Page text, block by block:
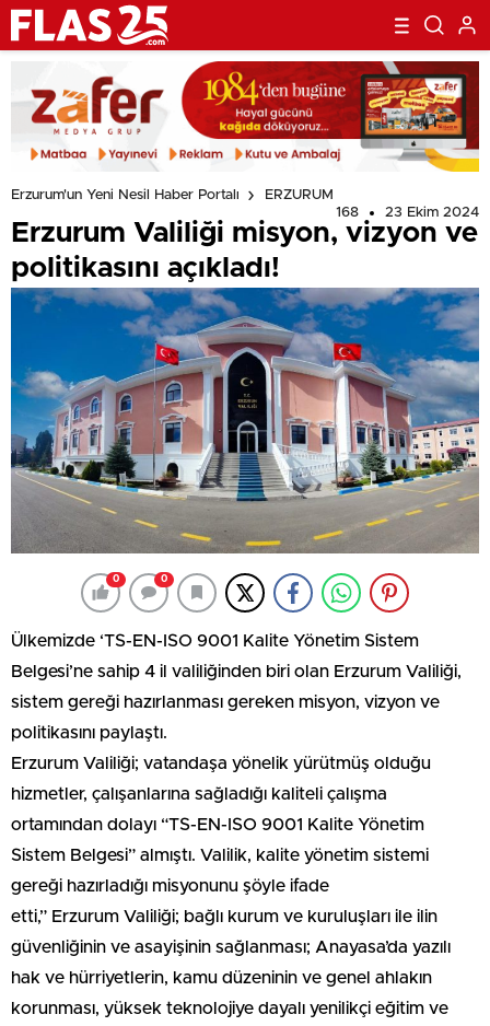
Erzurum'un Yeni Nesil Haber Portalı
ERZURUM
168
23 Ekim 2024
Erzurum Valiliği misyon, vizyon ve
politikasını açıkladı!
0 0
Ülkemizde ‘TS-EN-ISO 9001 Kalite Yönetim Sistem
Belgesi’ne sahip 4 il valiliğinden biri olan Erzurum Valiliği,
sistem gereği hazırlanması gereken misyon, vizyon ve
politikasını paylaştı.
Erzurum Valiliği; vatandaşa yönelik yürütmüş olduğu
hizmetler, çalışanlarına sağladığı kaliteli çalışma
ortamından dolayı “TS-EN-ISO 9001 Kalite Yönetim
Sistem Belgesi” almıştı. Valilik, kalite yönetim sistemi
gereği hazırladığı misyonunu şöyle ifade
etti,” Erzurum Valiliği; bağlı kurum ve kuruluşları ile ilin
güvenliğinin ve asayişinin sağlanması; Anayasa’da yazılı
hak ve hürriyetlerin, kamu düzeninin ve genel ahlakın
korunması, yüksek teknolojiye dayalı yenilikçi eğitim ve